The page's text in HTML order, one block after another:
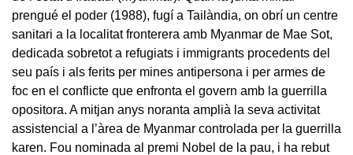
prengué el poder (1988), fugí a Tailàndia, on obrí un centre
sanitari a la localitat fronterera amb Myanmar de Mae Sot,
dedicada sobretot a refugiats i immigrants procedents del
seu país i als ferits per mines antipersona i per armes de
foc en el conflicte que enfronta el govern amb la guerrilla
opositora. A mitjan anys noranta amplià la seva activitat
assistencial a l’àrea de Myanmar controlada per la guerrilla
karen. Fou nominada al premi Nobel de la pau, i ha rebut